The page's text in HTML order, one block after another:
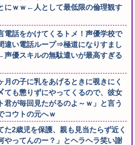
にｗｗ←人として最低限の倫理観す
電話をかけてくるトメ！声優学校で
違い電話ループ⇒極道になりすまし
優スキルの無駄遣いが最高すぎる
月の子に乳をあげるときに覗きにく
ても懲りずにやってくるので、彼女
君が毎回見たがるのよ～ｗ」と言う
コウトの元へｗ
た2歳児を保護、親も見当たらず近く
ってんのー？」とヘラヘラ笑い謝